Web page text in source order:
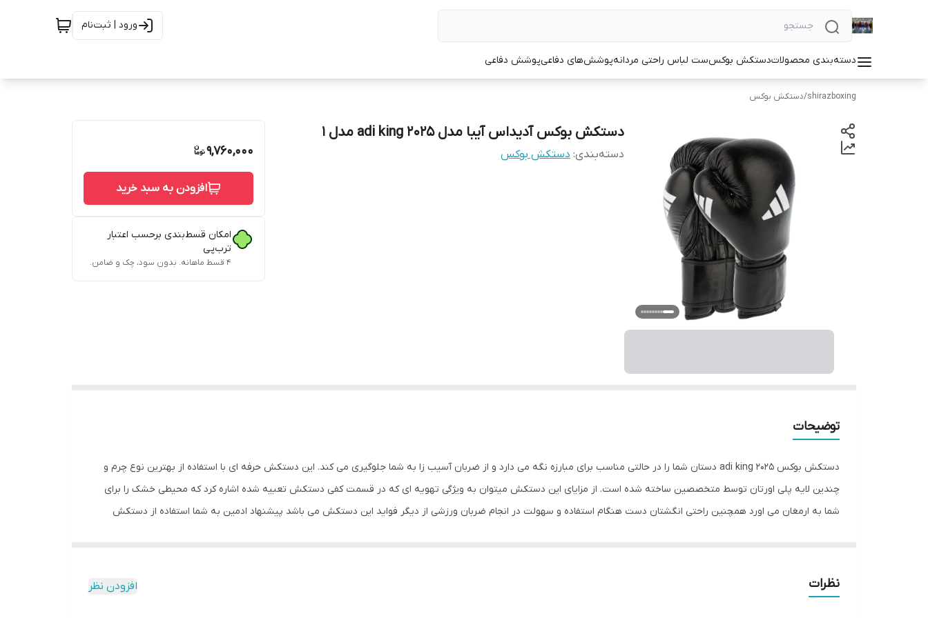
ورود | ثبت‌نام
دسته‌بندی محصولاتدستکش بوکسست لباس راحتی مردانهپوشش‌های دفاعیپوشش دفاعی
shirazboxing
/دستکش بوکس
دستکش بوکس آدیداس آیبا مدل adi king 2025 مدل 1
دسته‌بندی: دستکش بوکس 9,760,000
افزودن به سبد خرید
امکان قسط‌بندی برحسب اعتبار
ترب‌پی
۴ قسط ماهانه. بدون سود، چک و ضامن.
توضیحات
دستکش بوکس adi king 2025 دستان شما را در حالتی مناسب برای مبارزه نگه می دارد و از ضربان آسیب زا به شما جلوگیری می کند. این دستکش حرفه ای با استفاده از بهترین نوع چرم و
چندین لایه پلی اورتان توسط متخصصین ساخته شده است. از مزایای این دستکش میتوان به ویژگی تهویه ای که در قسمت کفی دستکش تعبیه شده اشاره کرد که محیطی خشک را برای
شما به ارمغان می اورد همچنین راحتی انگشتان دست هنگام استفاده و سهولت در انجام ضربان ورزشی از دیگر فواید این دستکش می باشد پیشنهاد ادمین به شما استفاده از دستکش
کیک بوکس
نظرات افزودن نظر